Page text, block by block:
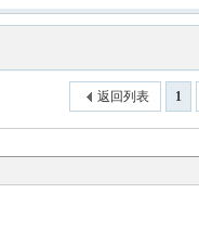
1
返回列表